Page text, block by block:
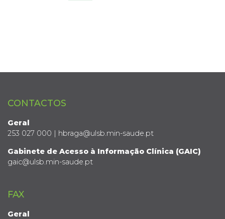
CONTACTOS
Geral
253 027 000 | hbraga@ulsb.min-saude.pt
Gabinete de Acesso à Informação Clínica (GAIC)
gaic@ulsb.min-saude.pt
FAX
Geral